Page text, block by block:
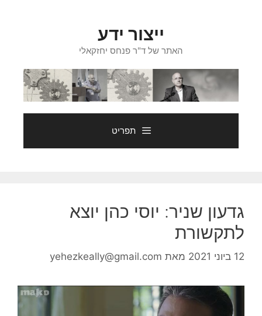
ייצור ידע
האתר של ד"ר פנחס יחזקאלי
תפריט
גדעון שניר: יוסי כהן יוצא
לתקשורת
12 ביוני 2021 מאת yehezkeally@gmail.com